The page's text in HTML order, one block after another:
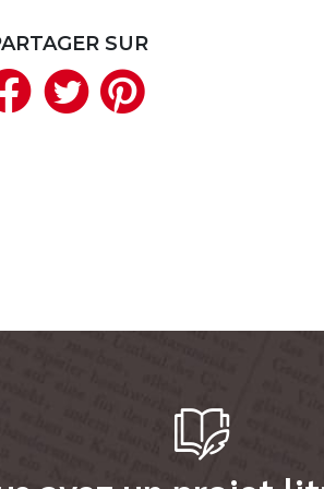
SUR
Facebook
Twitter